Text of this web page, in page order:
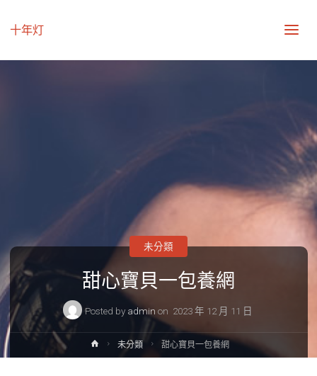
十年灯
甜心寶貝一包養網
Posted by admin on 2023 年 12 月 11 日
未分類
Home未分類 甜心寶貝一包養網